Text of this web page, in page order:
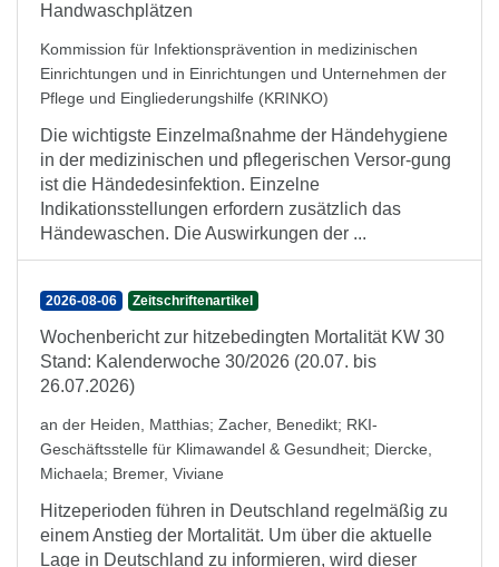
Handwaschplätzen
Kommission für Infektionsprävention in medizinischen
Einrichtungen und in Einrichtungen und Unternehmen der
Pflege und Eingliederungshilfe (KRINKO)
Die wichtigste Einzelmaßnahme der Händehygiene
in der medizinischen und pflegerischen Versor-gung
ist die Händedesinfektion. Einzelne
Indikationsstellungen erfordern zusätzlich das
Händewaschen. Die Auswirkungen der ...
2026-08-06 Zeitschriftenartikel
Wochenbericht zur hitzebedingten Mortalität KW 30
Stand: Kalenderwoche 30/2026 (20.07. bis
26.07.2026)
an der Heiden, Matthias; Zacher, Benedikt; RKI-
Geschäftsstelle für Klimawandel & Gesundheit; Diercke,
Michaela; Bremer, Viviane
Hitzeperioden führen in Deutschland regelmäßig zu
einem Anstieg der Mortalität. Um über die aktuelle
Lage in Deutschland zu informieren, wird dieser